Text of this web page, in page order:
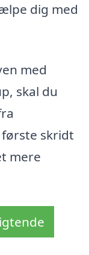
dig med
med
skal du
skridt
mere